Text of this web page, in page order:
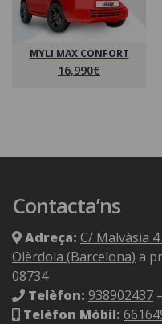
MYLI MAX CONFORT
16,990€
Contacta’ns
Adreça: C/ Malvàsia
Olèrdola (Barcelona) a
08734
Telèfon: 938902437 –
Telèfon Mòbil: